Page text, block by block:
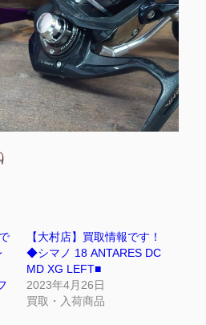
【大村店】買取情報です！
◆シマノ⁡ 18 ⁡ANTARES DC
MD XG LEFT⁡■
2023年4月26日
買取・入荷商品